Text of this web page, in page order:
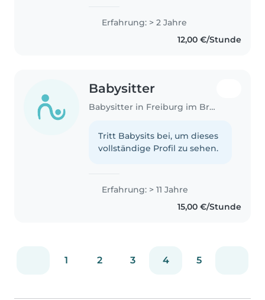
Erfahrung: > 2 Jahre
12,00 €/Stunde
Babysitter
Babysitter in Freiburg im Breisgau
Tritt Babysits bei, um dieses
vollständige Profil zu sehen.
Erfahrung: > 11 Jahre
15,00 €/Stunde
1 2 3 4 5